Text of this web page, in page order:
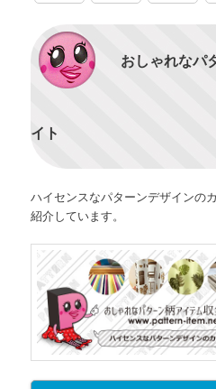
おしゃれなパ
イト
ハイセンスなパターンデザインの
紹介しています。